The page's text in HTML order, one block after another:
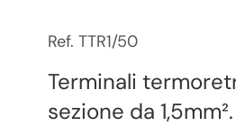
Ref. TTR1/50
Terminali
sezione da